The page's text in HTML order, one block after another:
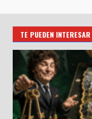
TE PUEDEN INTERESAR